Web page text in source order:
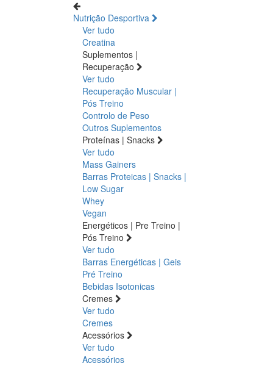
Nutrição Desportiva
Ver tudo
Creatina
Suplementos |
Recuperação
Ver tudo
Recuperação Muscular |
Pós Treino
Controlo de Peso
Outros Suplementos
Proteínas | Snacks
Ver tudo
Mass Gainers
Barras Proteicas | Snacks |
Low Sugar
Whey
Vegan
Energéticos | Pre Treino |
Pós Treino
Ver tudo
Barras Energéticas | Geis
Pré Treino
Bebidas Isotonicas
Cremes
Ver tudo
Cremes
Acessórios
Ver tudo
Acessórios